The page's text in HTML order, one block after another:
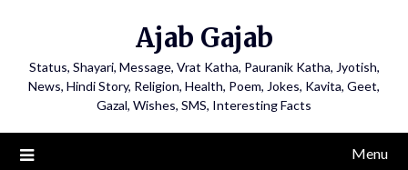
Ajab Gajab
Status, Shayari, Message, Vrat Katha, Pauranik Katha, Jyotish,
News, Hindi Story, Religion, Health, Poem, Jokes, Kavita, Geet,
Gazal, Wishes, SMS, Interesting Facts
Menu